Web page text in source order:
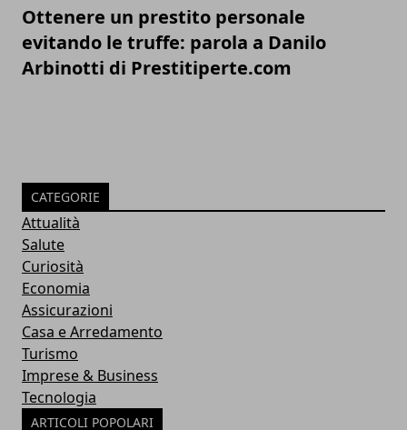
Ottenere un prestito personale
evitando le truffe: parola a Danilo
Arbinotti di Prestitiperte.com
CATEGORIE
Attualità
Salute
Curiosità
Economia
Assicurazioni
Casa e Arredamento
Turismo
Imprese & Business
Tecnologia
ARTICOLI POPOLARI